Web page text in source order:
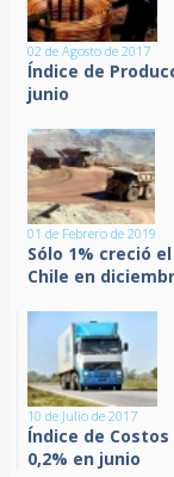
02 de Agosto de 2017
Índice de
junio
01 de Febrero de 2019
Sólo 1% creció
Chile en
10 de Julio de 2017
Índice de
0,2% en junio